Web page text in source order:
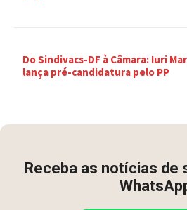
Do Sindivacs-DF à Câmara: Iuri
lança pré-candidatura pelo PP
Receba as notícias de